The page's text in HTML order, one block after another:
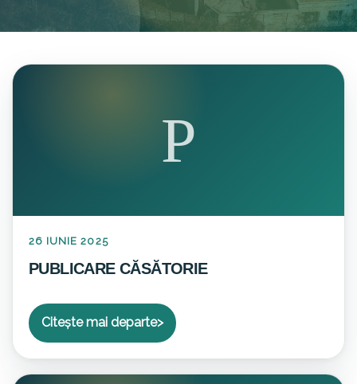
P
26 IUNIE 2025
PUBLICARE CĂSĂTORIE
Citește mai departe